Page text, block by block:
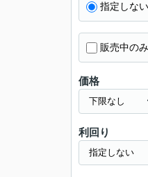
指定しない
販売中の
価格
利回り